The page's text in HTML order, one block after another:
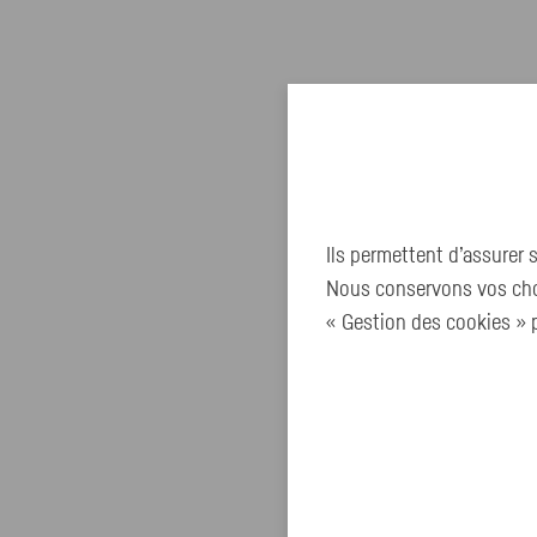
Ils permettent
Nous conservons vos
« Gestion des cookies »